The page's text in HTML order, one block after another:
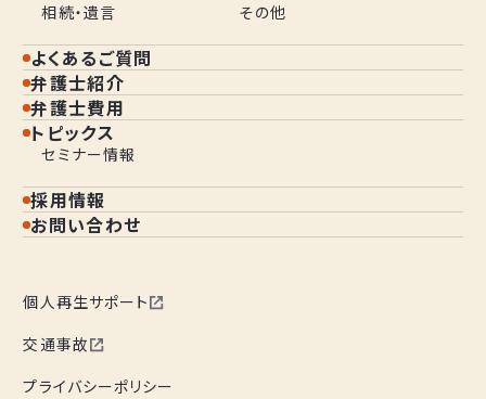
相続・遺言 その他
よくあるご質問
弁護士紹介
弁護士費用
トピックス
セミナー情報
採用情報
お問い合わせ
個人再生サポート
交通事故
プライバシーポリシー